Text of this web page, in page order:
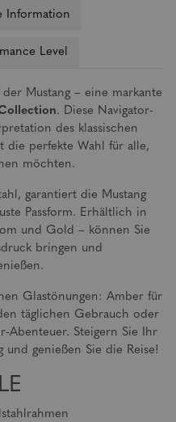
Information
Level
Mustang – eine markante
. Diese Navigator-
des klassischen
die perfekte Wahl für alle,
möchten.
garantiert die Mustang
Passform. Erhältlich in
und Gold – können Sie
bringen und
Glastönungen: Amber für
täglichen Gebrauch oder
Abenteuer. Steigern Sie Ihr
genießen Sie die Reise!